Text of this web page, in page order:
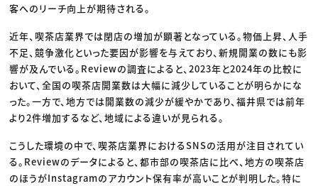
客へのリーチ向上が期待される。
近年、喫茶店業界では閉店の増加が顕著となっている。物価上昇、人手
不足、競争激化といった要因が影響を与えており、新規開業の数にも影
響が及んでいる。Reviewの調査によると、2023年と2024年の比較に
おいて、全国の喫茶店開業数は大幅に減少していることが明らかにな
った。一方で、地方では開業数の減少が緩やかであり、福井県では前年
より2件増加するなど、地域による違いが見られる。
こうした環境の中で、喫茶店業界におけるSNSの活用が注目されてい
る。Reviewのデータによると、都市部の喫茶店に比べ、地方の喫茶店
のほうがInstagramのアカウント保有率が高いことが判明した。特に